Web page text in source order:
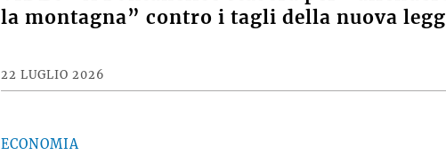
la montagna” contro i tagli della nuova legge
22 LUGLIO 2026